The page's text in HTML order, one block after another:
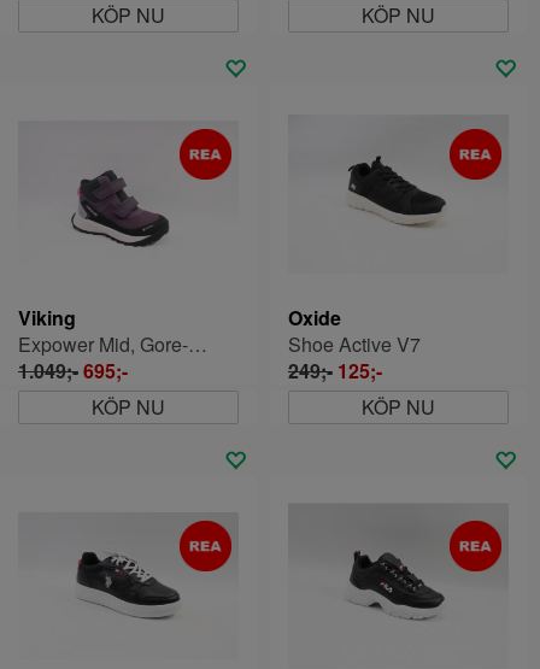
KÖP NU
KÖP NU
Viking
Expower Mid, Gore-tex
1.049;-695;-
KÖP NU
Oxide
Shoe Active V7
249;- 125;-
KÖP NU